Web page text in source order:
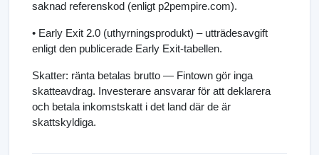
saknad referenskod (enligt p2pempire.com).
• Early Exit 2.0 (uthyrningsprodukt) – utträdesavgift
enligt den publicerade Early Exit-tabellen.
Skatter: ränta betalas brutto — Fintown gör inga
skatteavdrag. Investerare ansvarar för att deklarera
och betala inkomstskatt i det land där de är
skattskyldiga.